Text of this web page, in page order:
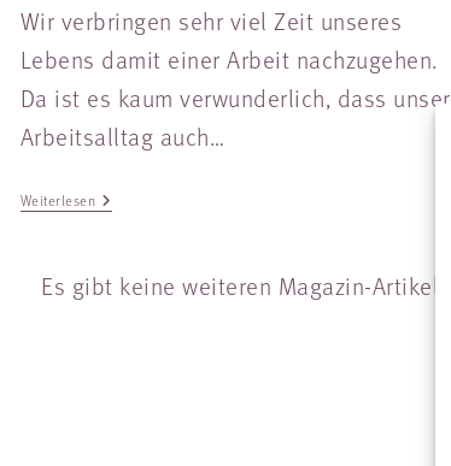
Wir verbringen sehr viel Zeit unseres
Lebens damit einer Arbeit nachzugehen.
Da ist es kaum verwunderlich, dass unser
Arbeitsalltag auch…
Weiterlesen
Es gibt keine weiteren Magazin-Artikel